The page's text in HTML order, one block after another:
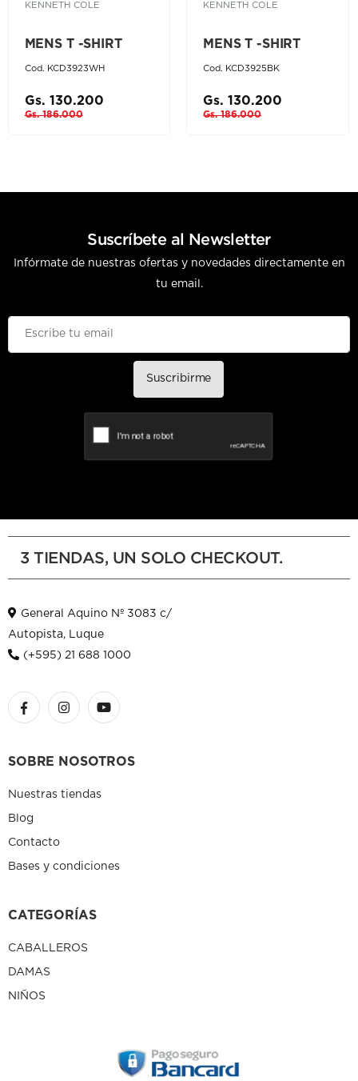
KENNETH COLE
MENS T -SHIRT
Cod. KCD3923WH
Gs. 130.200
Gs. 186.000
KENNETH COLE
MENS T -SHIRT
Cod. KCD3925BK
Gs. 130.200
Gs. 186.000
Suscríbete al Newsletter
Infórmate de nuestras ofertas y novedades directamente en
tu email.
Suscribirme
3 TIENDAS, UN SOLO CHECKOUT.
General Aquino Nº 3083 c/
Autopista, Luque
(+595) 21 688 1000
SOBRE NOSOTROS
Nuestras tiendas
Blog
Contacto
Bases y condiciones
CATEGORÍAS
CABALLEROS
DAMAS
NIÑOS